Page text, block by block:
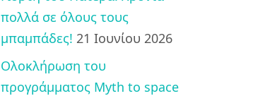
πολλά σε όλους τους
μπαμπάδες! 21 Ιουνίου 2026
Ολοκλήρωση του
προγράμματος Myth to space